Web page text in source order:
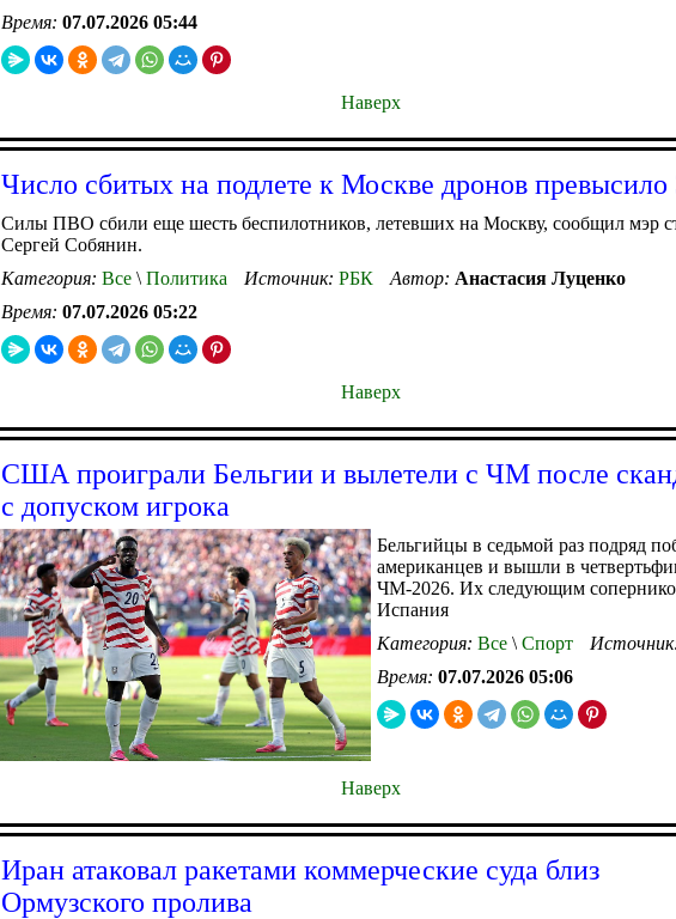
Время: 07.07.2026 05:44
Наверх
Число сбитых на подлете к Москве дронов превысило
Силы ПВО сбили еще шесть беспилотников, летевших на Москву, сообщил мэр
Сергей Собянин.
Категория: Все \ Политика Источник: РБК Автор: Анастасия Луценко
Время: 07.07.2026 05:22
Наверх
США проиграли Бельгии и вылетели с ЧМ после
с допуском игрока
Бельгийцы в седьмой раз подряд
американцев и вышли в
ЧМ-2026. Их следующим
Испания
Категория: Все \ Спорт
Время: 07.07.2026 05:06
Наверх
Иран атаковал ракетами коммерческие суда близ
Ормузского пролива